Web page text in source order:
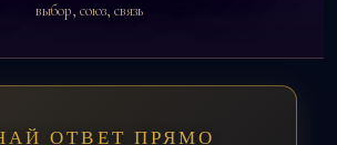
выбор, союз, связь
ОТВЕТ ПРЯМО